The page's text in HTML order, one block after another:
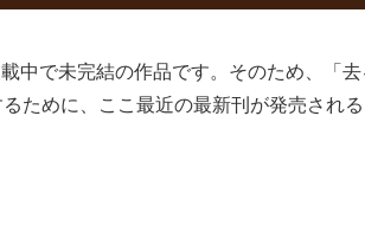
中で未完結の作品です。そのため、「
ために、ここ最近の最新刊が発売され